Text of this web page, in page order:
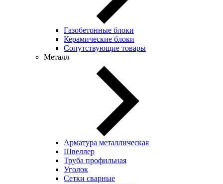
Газобетонные блоки
Керамические блоки
Сопутствующие товары
Металл
Арматура металлическая
Швеллер
Труба профильная
Уголок
Сетки сварные